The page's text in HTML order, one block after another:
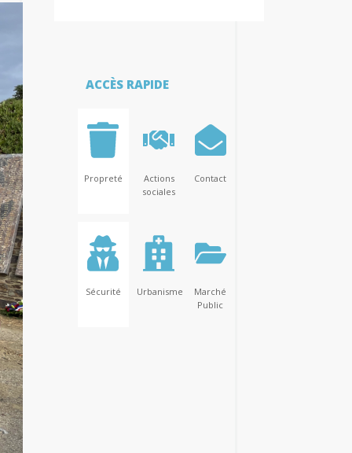
ACCÈS RAPIDE
Propreté
Actions
sociales
Contact
Sécurité Urbanisme
Marché
Public